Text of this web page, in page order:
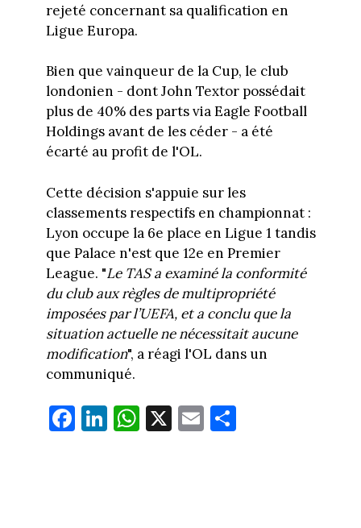
rejeté concernant sa qualification en
Ligue Europa.
Bien que vainqueur de la Cup, le club
londonien - dont John Textor possédait
plus de 40% des parts via Eagle Football
Holdings avant de les céder - a été
écarté au profit de l'OL.
Cette décision s'appuie sur les
classements respectifs en championnat :
Lyon occupe la 6e place en Ligue 1 tandis
que Palace n'est que 12e en Premier
League. "Le TAS a examiné la conformité
du club aux règles de multipropriété
imposées par l’UEFA, et a conclu que la
situation actuelle ne nécessitait aucune
modification", a réagi l'OL dans un
communiqué.
Fa
ce
Li
nk
W
ha
X E
m
Pa